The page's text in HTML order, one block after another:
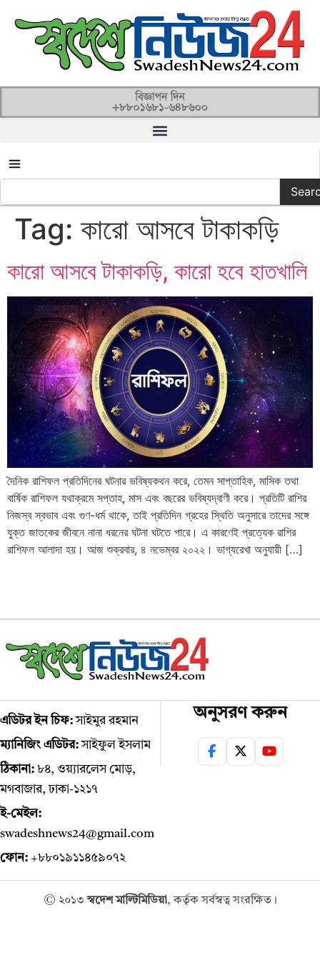
সকল ক্যাটাগরি
Tag: কারো আসবে টাকাকড়ি
কারো আসবে টাকাকড়ি, কারো হবে হাতখালি
দৈনিক রাশিফল প্রতিদিনের ঘটনার ভবিষ্যকথন করে, তেমন সাপ্তাহিক, মাসিক তথা
বার্ষিক রাশিফল যথাক্রমে সপ্তাহ, মাস এবং বছরের ভবিষ্যদ্বাণী করে। প্রতিটি রাশির
নিজস্ব স্বভাব এবং গুণ-ধর্ম থাকে, তাই প্রতিদিন গ্রহের স্থিতি অনুসারে তাদের সঙ্গে
যুক্ত জাতকের জীবনে নানা ধরনের ঘটনা ঘটতে পারে। এ কারণেই প্রত্যেক রাশির
রাশিফল আলাদা হয়। আজ শুক্রবার, ৪ নভেম্বর ২০২২। ভাগ্যরেখা অনুযায়ী […]
এডিটর ইন চিফ:সাইমুর রহমান
ম্যানিজিং এডিটর:সাইফুল ইসলাম
ঠিকানা: ৮৪, ওয়্যারলেস মোড়,
মগবাজার, ঢাকা-১২১৭
ই-মেইল:
swadeshnews24@gmail.com
ফোন: +৮৮০১৯১১৪৫৯০৭২
অনুসরণ করুন
© ২০১৩স্বদেশ মাল্টিমিডিয়া, কর্তৃক সর্বস্বত্ব সংরক্ষিত।